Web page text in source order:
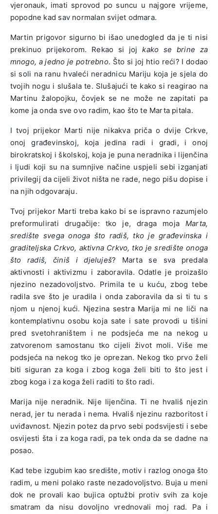
vjeronauk, imati sprovod po suncu u najgore vrijeme,
popodne kad sav normalan svijet odmara.
Martin prigovor sigurno bi išao unedogled da je ti nisi
prekinuo prijekorom. Rekao si jojkako se brine za
mnogo, a jedno je potrebno. Što si joj htio reći? I dodao
si soli na ranu hvaleći neradnicu Mariju koja je sjela do
tvojih nogu i slušala te. Slušajući te kako si reagirao na
Martinu žalopojku, čovjek se ne može ne zapitati pa
kome ja onda sve ovo radim, kao što te Marta pitala.
I tvoj prijekor Marti nije nikakva priča o dvije Crkve,
onoj građevinskoj, koja jedina radi i gradi, i onoj
birokratskoj i školskoj, koja je puna neradnika i lijenčina
i ljudi koji su na sumnjive načine uspjeli sebi izganjati
privilegij da cijeli život ništa ne rade, nego pišu dopise i
na njih odgovaraju.
Tvoj prijekor Marti treba kako bi se ispravno razumjelo
preformulirati drugačije: tko je, draga moja Marta,
središte svega onoga što radiš, tko je građevinska i
graditeljska Crkvo, aktivna Crkvo, tko je središte onoga
što radiš, činiš i djeluješ? Marta se sva predala
aktivnosti i aktivizmu i zaboravila. Odatle je proizašlo
njezino nezadovoljstvo. Primila te u kuću, zbog tebe
radila sve što je uradila i onda zaboravila da si ti tu s
njom u njenoj kući. Njezina sestra Marija mi ne liči na
kontemplativnu osobu koja sate i sate provodi u tišini
pred svetohraništem i ne podsjeća me na nekog u
zatvorenom samostanu tko cijeli život moli. Više me
podsjeća na nekog tko je oprezan. Nekog tko prvo želi
biti siguran za koga i zbog koga želi biti to što jest i
zbog koga i za koga želi raditi to što radi.
Marija nije neradnik. Nije lijenčina. Ti ne hvališ njezin
nerad, jer tu nerada i nema. Hvališ njezinu razboritost i
uviđavnost. Njezin potez da prvo sebi podsvijesti i sebe
osvijesti šta i za koga radi, pa tek onda da se dadne na
posao.
Kad tebe izgubim kao središte, motiv i razlog onoga što
radim, u meni polako raste nezadovoljstvo. Buja u meni
dok ne provali kao bujica optužbi protiv svih za koje
smatram da nisu dovoljno vrednovali moj rad. Pa i